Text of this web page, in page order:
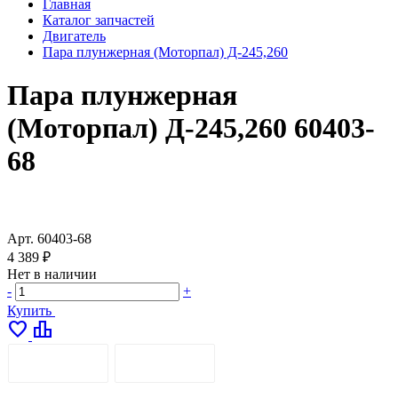
Главная
Каталог запчастей
Двигатель
Пара плунжерная (Моторпал) Д-245,260
Пара плунжерная
(Моторпал) Д-245,260 60403-
68
Арт. 60403-68
4 389 ₽
Нет в наличии
-
+
Купить
favorite leaderboard